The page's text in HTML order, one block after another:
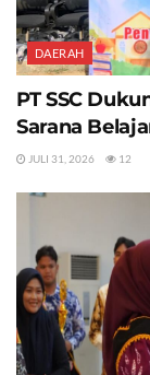
DAERAH
PT SSC
Sarana
JULI 31, 2026 12